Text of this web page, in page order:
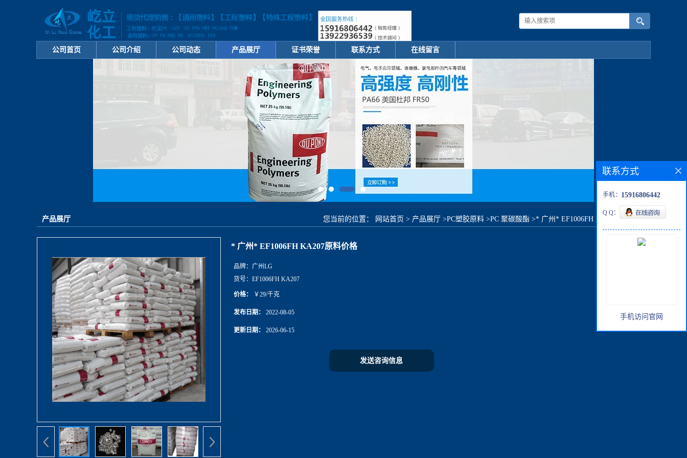
公司首页 公司介绍 公司动态 产品展厅 证书荣誉 联系方式 在线留言
产品展厅 您当前的位置： 网站首页 > 产品展厅 >PC塑胶原料 >PC 聚碳酸酯 >* 广州* EF1006FH KA207原料价格
* 广州* EF1006FH KA207原料价格
品牌： 广州LG
货号： EF1006FH KA207
价格： ￥29/千克
发布日期： 2022-08-05
更新日期： 2026-06-15
发送咨询信息
联系方式
手机： 15916806442
Q Q：
手机访问官网